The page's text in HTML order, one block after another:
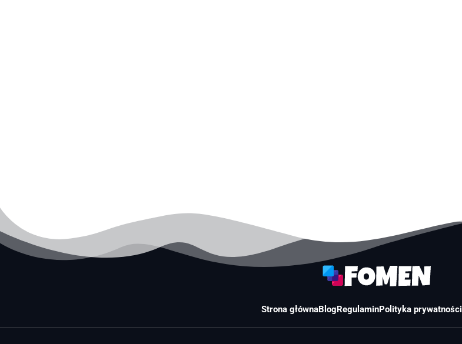
Strona głównaBlogRegulaminPolityka prywatności